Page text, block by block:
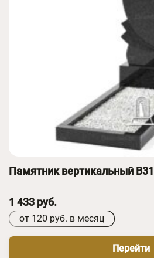
Памятник вертикальный B31
1 433 руб.
от 120 руб. в месяц
Перейти